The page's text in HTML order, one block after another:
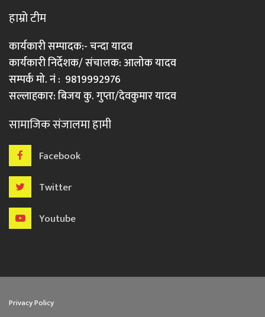
हाम्रो टीम
कार्यकारी सम्पादक:- चन्दा यादव
कार्यकारी निर्देशक/ संचालक: आलोक यादव
सम्पर्क मो. नं : 9819992976
सल्लाहकार: बिजय कु. गुप्ता/देवकुमार यादव
सामाजिक संजालमा हामी
Facebook
Twitter
Youtube
Privacy Policy